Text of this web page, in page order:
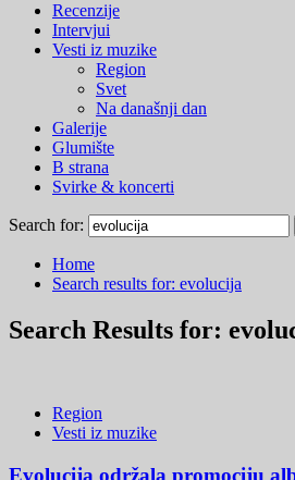
Recenzije
Intervjui
Vesti iz muzike
Region
Svet
Na današnji dan
Galerije
Glumište
B strana
Svirke & koncerti
Search for:
Home
Search results for: evolucija
Search Results for:
Region
Vesti iz muzike
Evolucija održala promociju